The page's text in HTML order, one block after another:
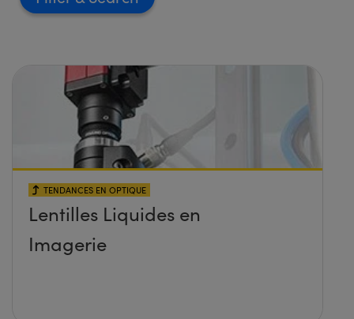
TENDANCES EN OPTIQUE
Lentilles Liquides en
Imagerie